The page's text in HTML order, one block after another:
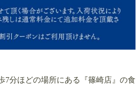
7分ほどの場所にある『篠崎店』の食